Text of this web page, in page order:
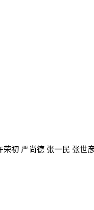
初 严尚德 张一民 张世